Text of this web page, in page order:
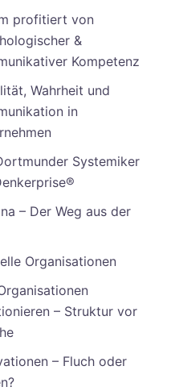
profitiert von
&
Kompetenz
Wahrheit und
in
Systemiker
– Der Weg aus der
Organisationen
– Struktur vor
– Fluch oder